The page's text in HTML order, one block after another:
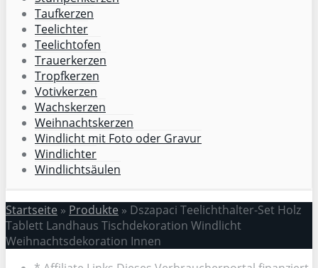
Taufkerzen
Teelichter
Teelichtofen
Trauerkerzen
Tropfkerzen
Votivkerzen
Wachskerzen
Weihnachtskerzen
Windlicht mit Foto oder Gravur
Windlichter
Windlichtsäulen
Startseite » Produkte » Dszapaci Teelichthalter-Set Holz
Tablett Landhaus Tischdekoration Windlicht
Weihnachtsdekoration Innen